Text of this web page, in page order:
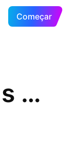
Começar
Bitcoin: Miner outflows for all mining pools measured in USD